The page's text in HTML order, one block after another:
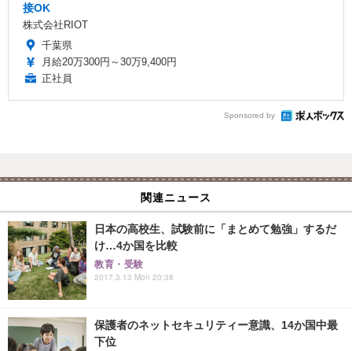
接OK
株式会社RIOT
千葉県
月給20万300円～30万9,400円
正社員
Sponsored by
関連ニュース
日本の高校生、試験前に「まとめて勉強」するだ
け…4か国を比較
教育・受験
2017.3.13 Mon 20:38
保護者のネットセキュリティー意識、14か国中最
下位